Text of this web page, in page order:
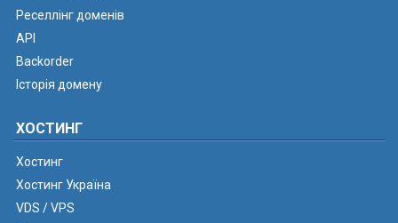
Реселлінг доменів
API
Backorder
Історія домену
ХОСТИНГ
Хостинг
Хостинг Україна
VDS / VPS